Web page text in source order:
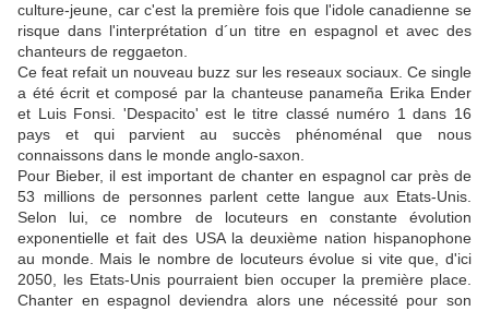
culture-jeune, car c'est la première fois que l'idole canadienne se
risque dans l'interprétation d´un titre en espagnol et avec des
chanteurs de reggaeton.
Ce feat refait un nouveau buzz sur les reseaux sociaux. Ce single
a été écrit et composé par la chanteuse panameña Erika Ender
et Luis Fonsi. 'Despacito' est le titre classé numéro 1 dans 16
pays et qui parvient au succès phénoménal que nous
connaissons dans le monde anglo-saxon.
Pour Bieber, il est important de chanter en espagnol car près de
53 millions de personnes parlent cette langue aux Etats-Unis.
Selon lui, ce nombre de locuteurs en constante évolution
exponentielle et fait des USA la deuxième nation hispanophone
au monde. Mais le nombre de locuteurs évolue si vite que, d'ici
2050, les Etats-Unis pourraient bien occuper la première place.
Chanter en espagnol deviendra alors une nécessité pour son